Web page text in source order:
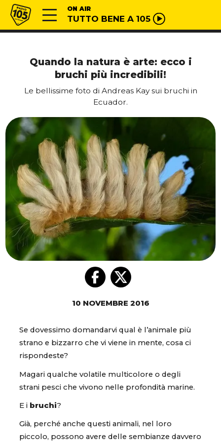
Vai al contenuto
Radio 105 ON AIR
TUTTO BENE A 105
Quando la natura è arte: ecco i
bruchi più incredibili!
Le bellissime foto di Andreas Kay sui bruchi in
Ecuador.
10 NOVEMBRE 2016
Se dovessimo domandarvi qual è l’animale più
strano e bizzarro che vi viene in mente, cosa ci
rispondeste?
Magari qualche volatile multicolore o degli
strani pesci che vivono nelle profondità marine.
E i bruchi?
Già, perché anche questi animali, nel loro
piccolo, possono avere delle sembianze davvero